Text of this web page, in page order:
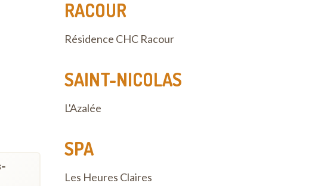
RACOUR
Résidence CHC Racour
SAINT-NICOLAS
L'Azalée
SPA
Les Heures Claires